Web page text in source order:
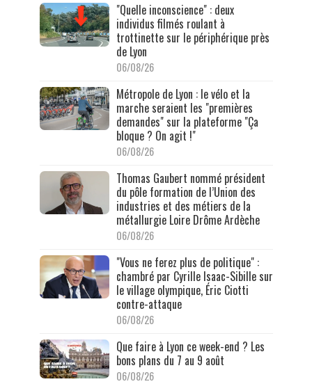
"Quelle inconscience" : deux
individus filmés roulant à
trottinette sur le périphérique près
de Lyon
06/08/26
Métropole de Lyon : le vélo et la
marche seraient les "premières
demandes" sur la plateforme "Ça
bloque ? On agit !"
06/08/26
Thomas Gaubert nommé président
du pôle formation de l’Union des
industries et des métiers de la
métallurgie Loire Drôme Ardèche
06/08/26
"Vous ne ferez plus de politique" :
chambré par Cyrille Isaac-Sibille sur
le village olympique, Éric Ciotti
contre-attaque
06/08/26
Que faire à Lyon ce week-end ? Les
bons plans du 7 au 9 août
06/08/26